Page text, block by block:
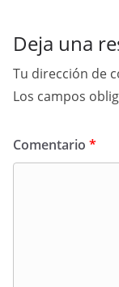
Deja una
Tu dirección de
Los campos
Comentario *